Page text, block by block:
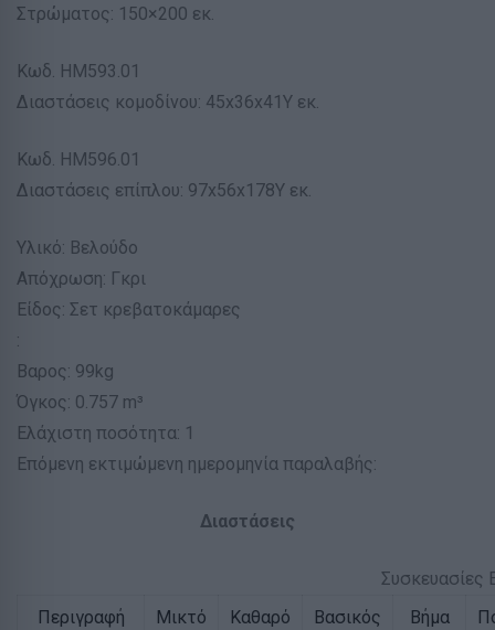
Στρώματος: 150×200 εκ.
Κωδ. HM593.01
Διαστάσεις κομοδίνου: 45x36x41Υ εκ.
Κωδ. HM596.01
Διαστάσεις επίπλου: 97x56x178Υ εκ.
Υλικό: Βελούδο
Απόχρωση: Γκρι
Είδος: Σετ κρεβατοκάμαρες
:
Βαρος: 99kg
Όγκος: 0.757 m³
Ελάχιστη ποσότητα: 1
Επόμενη εκτιμώμενη ημερομηνία παραλαβής:
Διαστάσεις
Συσκευασίες
Περιγραφή
Μικτό
Καθαρό
Βασικός
Βήμα